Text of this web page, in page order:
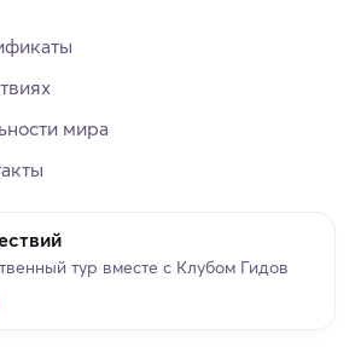
мира
тур вместе с Клубом Гидов